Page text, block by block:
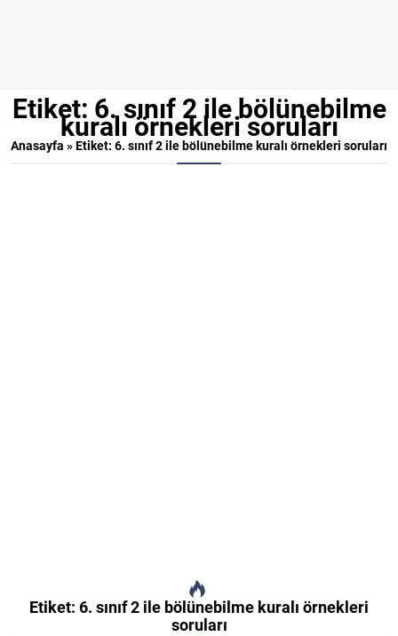
Etiket: 6. sınıf 2 ile bölünebilme
kuralı örnekleri soruları
Anasayfa »Etiket: 6. sınıf 2 ile bölünebilme kuralı örnekleri soruları
Etiket: 6. sınıf 2 ile bölünebilme kuralı örnekleri
soruları